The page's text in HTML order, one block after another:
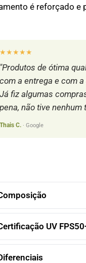
é reforçado e
★★★★★
"Produtos de ótima
com a entrega e com
Já fiz algumas
pena, não tive nenhum
Thais C. · Google
UV